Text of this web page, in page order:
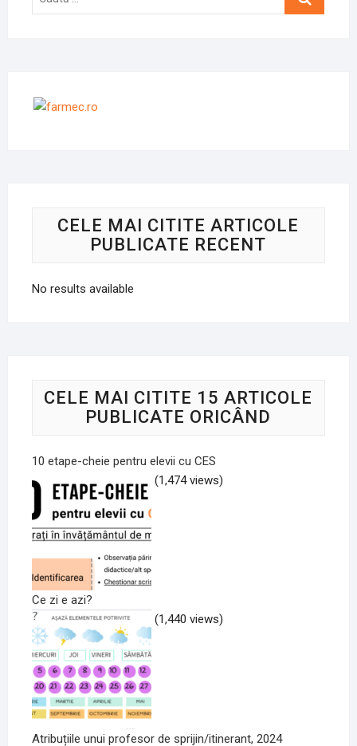
CELE MAI CITITE ARTICOLE
PUBLICATE RECENT
No results available
CELE MAI CITITE 15 ARTICOLE
PUBLICATE ORICÂND
10 etape-cheie pentru elevii cu CES
(1,474 views)
Ce zi e azi?
(1,440 views)
Atribuțiile unui profesor de sprijin/itinerant, 2024